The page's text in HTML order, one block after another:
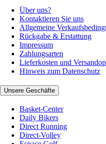
Über uns?
Kontaktieren Sie uns
Allgemeine
Rückgabe & Erstattung
Impressum
Zahlungsarten
Lieferkosten und
Hinweis zum Datenschutz
Unsere Geschäfte
Basket-Center
Daily Bikers
Direct Running
Direct-Volley